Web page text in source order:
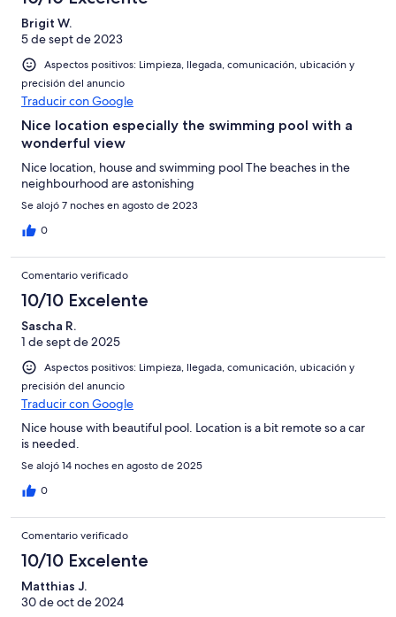
Brigit W.
5 de sept de 2023
Aspectos positivos: Limpieza, llegada, comunicación, ubicación y
precisión del anuncio
Traducir con Google
Nice location especially the swimming pool with a
wonderful view
Nice location, house and swimming pool The beaches in the
neighbourhood are astonishing
Se alojó 7 noches en agosto de 2023
0
Comentario verificado
10/10 Excelente
Sascha R.
1 de sept de 2025
Aspectos positivos: Limpieza, llegada, comunicación, ubicación y
precisión del anuncio
Traducir con Google
Nice house with beautiful pool. Location is a bit remote so a car
is needed.
Se alojó 14 noches en agosto de 2025
0
Comentario verificado
10/10 Excelente
Matthias J.
30 de oct de 2024